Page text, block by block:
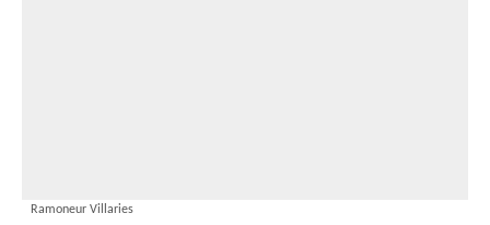
Ramoneur Villaries